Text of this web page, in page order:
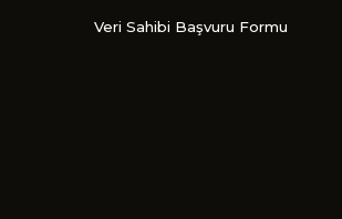
Veri Sahibi Başvuru Formu